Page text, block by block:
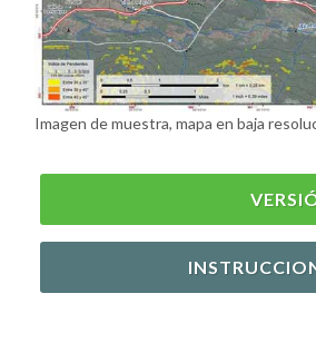
Imagen de muestra, mapa en baja